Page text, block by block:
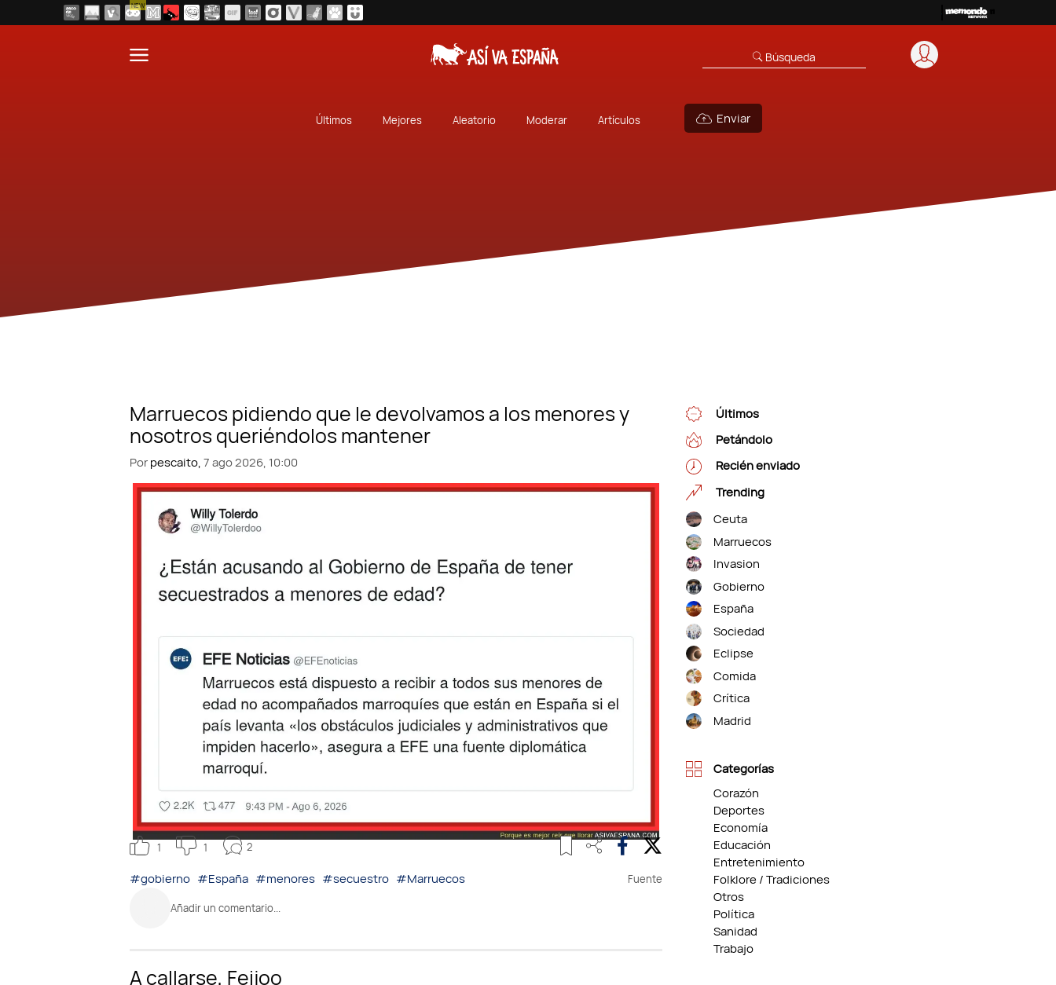
NEW
Búsqueda
Últimos Mejores Aleatorio Moderar Artículos Enviar
Porpescaito,7 ago 2026, 10:00
1 1 2
#gobierno #España #menores #secuestro #Marruecos Fuente
Añadir un comentario...
Últimos
Petándolo
Recién enviado
Trending
Ceuta
Marruecos
Invasion
Gobierno
España
Sociedad
Eclipse
Comida
Crítica
Madrid
Categorías
Corazón
Deportes
Economía
Educación
Entretenimiento
Folklore / Tradiciones
Otros
Política
Sanidad
Trabajo